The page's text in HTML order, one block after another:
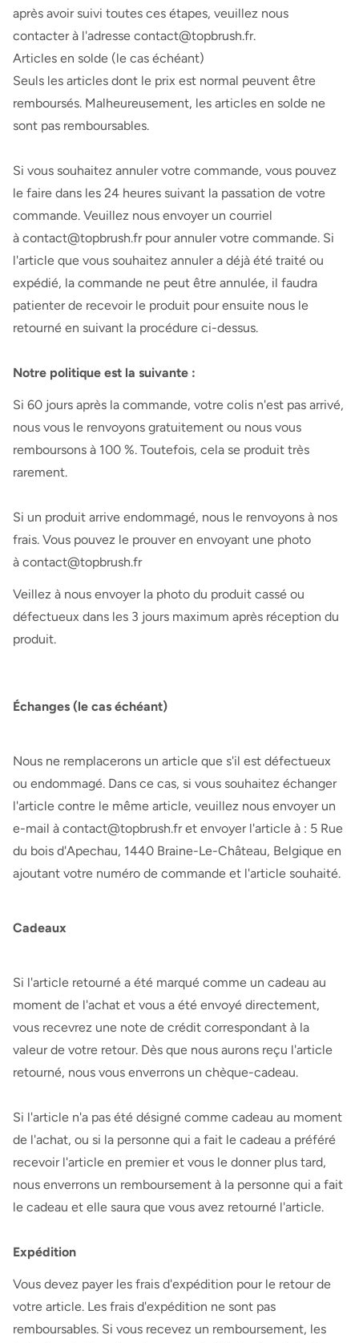
après avoir suivi toutes ces étapes, veuillez nous
contacter à l'adresse contact@topbrush.fr.
Articles en solde (le cas échéant)
Seuls les articles dont le prix est normal peuvent être
remboursés. Malheureusement, les articles en solde ne
sont pas remboursables.
Si vous souhaitez annuler votre commande, vous pouvez
le faire dans les 24 heures suivant la passation de votre
commande. Veuillez nous envoyer un courriel
à contact@topbrush.frpour annuler votre commande. Si
l'article que vous souhaitez annuler a déjà été traité ou
expédié, la commande ne peut être annulée, il faudra
patienter de recevoir le produit pour ensuite nous le
retourné en suivant la procédure ci-dessus.
Notre politique est la suivante :
Si 60 jours après la commande, votre colis n'est pas arrivé,
nous vous le renvoyons gratuitement ou nous vous
remboursons à 100 %. Toutefois, cela se produit très
rarement.
Si un produit arrive endommagé, nous le renvoyons à nos
frais. Vous pouvez le prouver en envoyant une photo
à contact@topbrush.fr
Veillez à nous envoyer la photo du produit cassé ou
défectueux dans les 3 jours maximum après réception du
produit.
Échanges (le cas échéant)
Nous ne remplacerons un article que s'il est défectueux
ou endommagé. Dans ce cas, si vous souhaitez échanger
l'article contre le même article, veuillez nous envoyer un
e-mail à contact@topbrush.fret envoyer l'article à : 5 Rue
du bois d'Apechau, 1440 Braine-Le-Château, Belgique en
ajoutant votre numéro de commande et l'article souhaité.
Cadeaux
Si l'article retourné a été marqué comme un cadeau au
moment de l'achat et vous a été envoyé directement,
vous recevrez une note de crédit correspondant à la
valeur de votre retour. Dès que nous aurons reçu l'article
retourné, nous vous enverrons un chèque-cadeau.
Si l'article n'a pas été désigné comme cadeau au moment
de l'achat, ou si la personne qui a fait le cadeau a préféré
recevoir l'article en premier et vous le donner plus tard,
nous enverrons un remboursement à la personne qui a fait
le cadeau et elle saura que vous avez retourné l'article.
Expédition
Vous devez payer les frais d'expédition pour le retour de
votre article. Les frais d'expédition ne sont pas
remboursables. Si vous recevez un remboursement, les